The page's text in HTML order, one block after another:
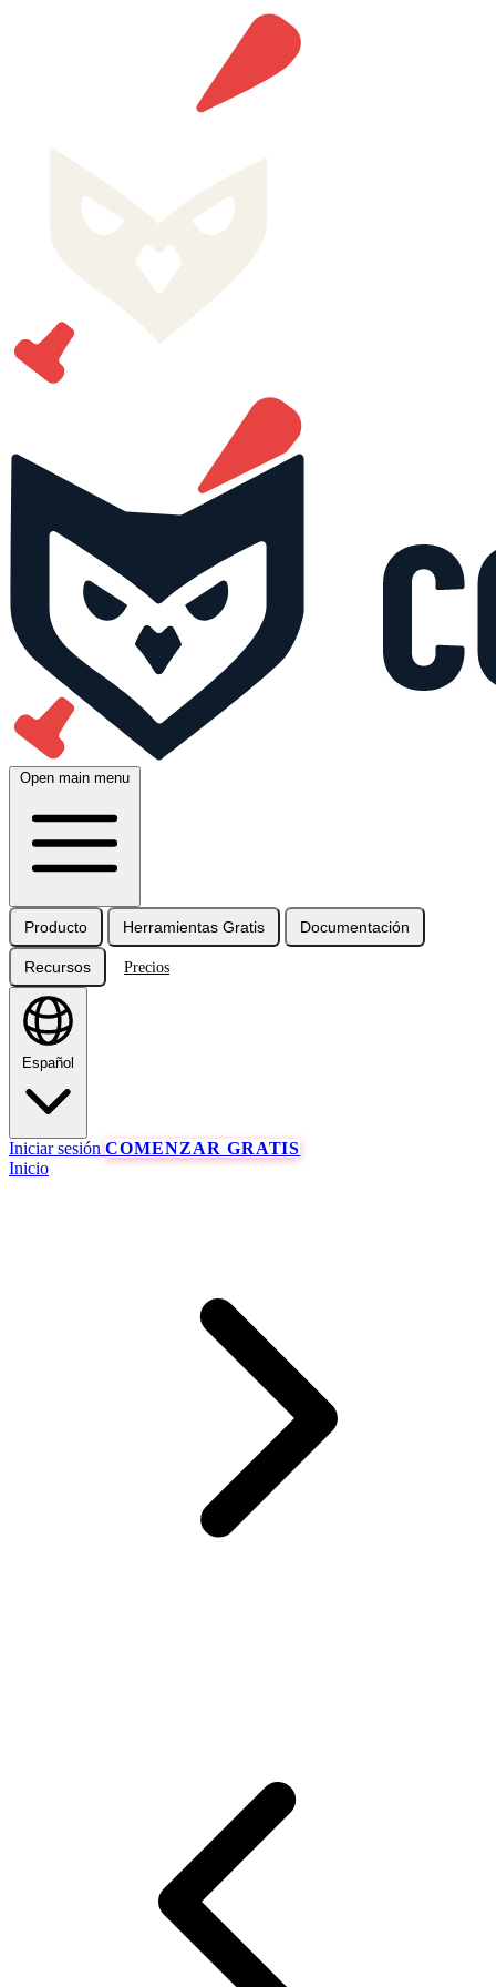
Open main menu
Producto Herramientas Gratis Documentación
Recursos Precios
Español
Iniciar sesión COMENZAR GRATIS
Inicio